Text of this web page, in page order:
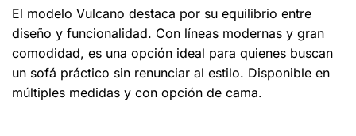
El modelo Vulcano destaca por su equilibrio entre
diseño y funcionalidad. Con líneas modernas y gran
comodidad, es una opción ideal para quienes buscan
un sofá práctico sin renunciar al estilo. Disponible en
múltiples medidas y con opción de cama.